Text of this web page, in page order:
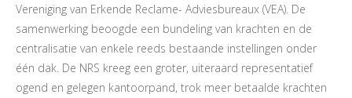
Vereniging van Erkende Reclame- Adviesbureaux (VEA). De
samenwerking beoogde een bundeling van krachten en de
centralisatie van enkele reeds bestaande instellingen onder
één dak. De NRS kreeg een groter, uiteraard representatief
ogend en gelegen kantoorpand, trok meer betaalde krachten